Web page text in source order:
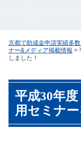
京都で助成金申請実績多
ナー&メディア掲載情報 >
しました！
平成30年
用セミナ